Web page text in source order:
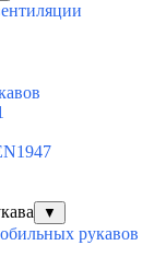
▼
рукавов